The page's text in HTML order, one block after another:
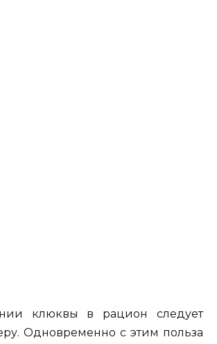
клюквы в рацион следует
Одновременно с этим польза